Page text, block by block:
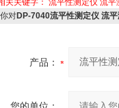
关关键字： 流平性测定仪 流平
对DP-7040流平性测定仪 流
产品：